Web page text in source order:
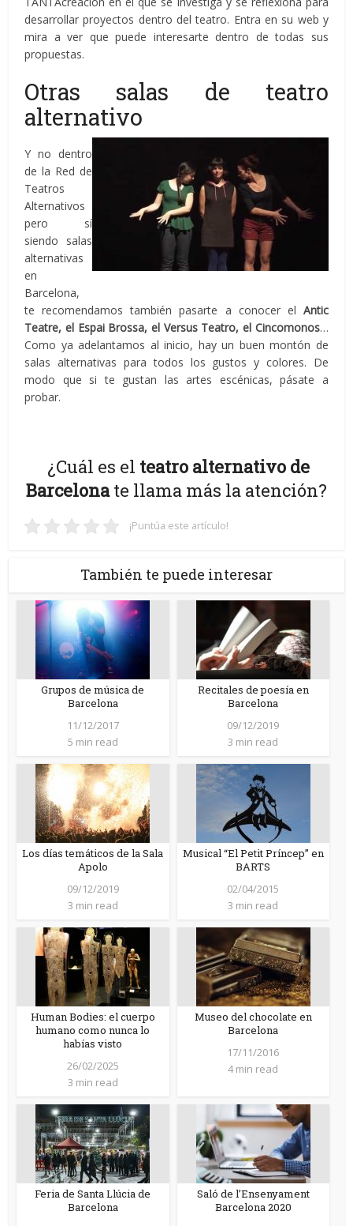
desarrollar proyectos dentro del teatro. Entra en su web y
mira a ver que puede interesarte dentro de todas sus
propuestas.
Otras salas de teatro
alternativo
Y no dentro
de la Red de
Teatros
Alternativos
pero sí
siendo salas
alternativas
en
Barcelona,
te recomendamos también pasarte a conocer el Antic
Teatre, el Espai Brossa, el Versus Teatro, el Cincomonos…
Como ya adelantamos al inicio, hay un buen montón de
salas alternativas para todos los gustos y colores. De
modo que si te gustan las artes escénicas, pásate a
probar.
¿Cuál es el teatro alternativo de
Barcelonate llama más la atención?
¡Puntúa este artículo!
También te puede interesar
Grupos de música de
Barcelona
11/12/2017
5 min read
Recitales de poesía en
Barcelona
09/12/2019
3 min read
Los días temáticos de la Sala
Apolo
09/12/2019
3 min read
Musical “El Petit Príncep” en
BARTS
02/04/2015
3 min read
Human Bodies: el cuerpo
humano como nunca lo
habías visto
26/02/2025
3 min read
Museo del chocolate en
Barcelona
17/11/2016
4 min read
Feria de Santa Llúcia de
Barcelona
Saló de l’Ensenyament
Barcelona 2020